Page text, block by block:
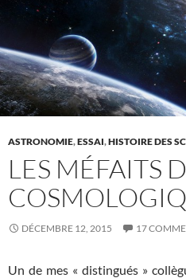
ASTRONOMIE,ESSAI,HISTOIRE DES
LES MÉFAITS
DÉCEMBRE 12, 2015 17
Un de mes « distingués »